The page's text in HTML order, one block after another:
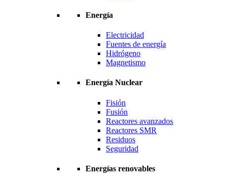
Energía
Electricidad
Fuentes de energía
Hidrógeno
Magnetismo
Energía Nuclear
Fisión
Fusión
Reactores avanzados
Reactores SMR
Residuos
Seguridad
Energías renovables